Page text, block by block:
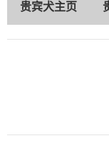
贵宾犬主页